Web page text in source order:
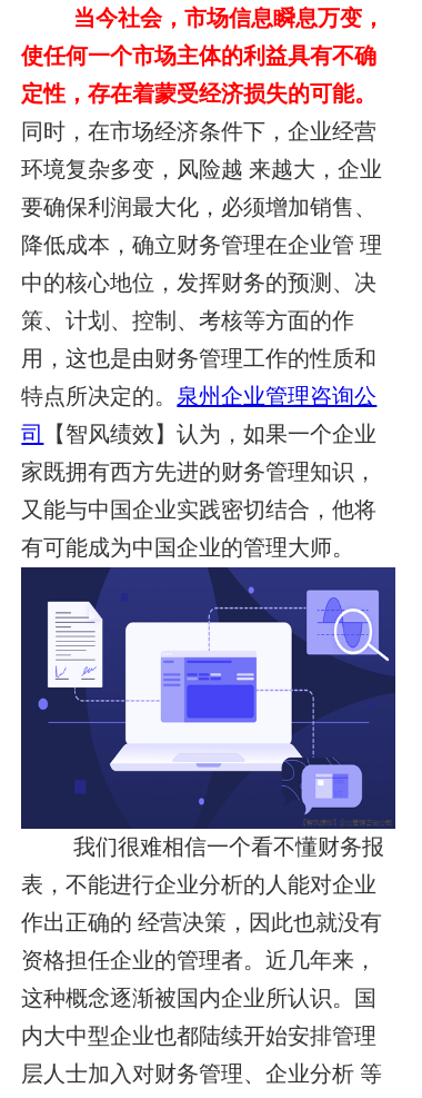
当今社会，市场信息瞬息万变，
使任何一个市场主体的利益具有不确
定性，存在着蒙受经济损失的可能。
同时，在市场经济条件下，企业经营
环境复杂多变，风险越 来越大，企业
要确保利润最大化，必须增加销售、
降低成本，确立财务管理在企业管 理
中的核心地位，发挥财务的预测、决
策、计划、控制、考核等方面的作
用，这也是由财务管理工作的性质和
特点所决定的。 泉州企业管理咨询公
司
【智风绩效】认为，如果一个企业
家既拥有西方先进的财务管理知识，
又能与中国企业实践密切结合，他将
有可能成为中国企业的管理大师。
我们很难相信一个看不懂财务报
表，不能进行企业分析的人能对企业
作出正确的 经营决策，因此也就没有
资格担任企业的管理者。近几年来，
这种概念逐渐被国内企业所认识。国
内大中型企业也都陆续开始安排管理
层人士加入对财务管理、企业分析等